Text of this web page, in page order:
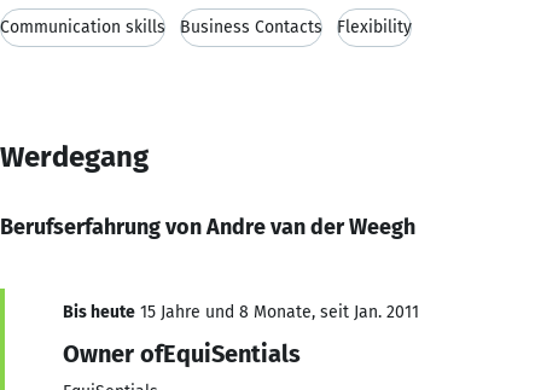
Communication skills Business Contacts Flexibility
Werdegang
Berufserfahrung von Andre van der Weegh
Bis heute 15 Jahre und 8 Monate, seit Jan. 2011
Owner ofEquiSentials